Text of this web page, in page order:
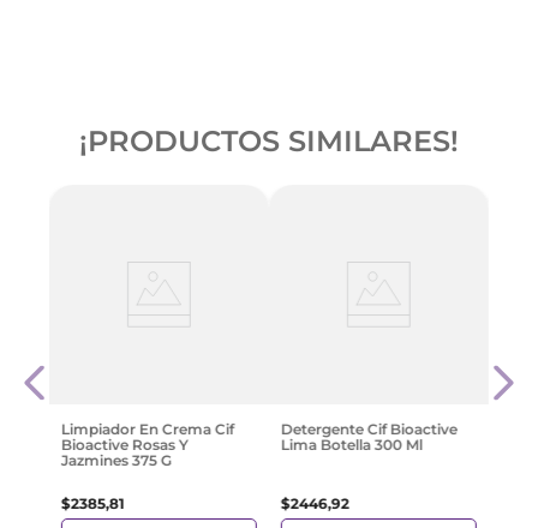
¡PRODUCTOS SIMILARES!
Limpiador En Crema Cif
Bioactive Rosas Y
Jazmines 375 G
$2385,81
Detergente Cif Bioactive
Lima Botella 300 Ml
$2446,92